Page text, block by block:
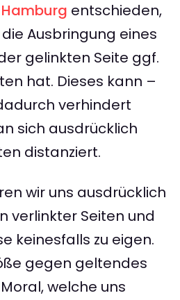
Hamburg entschieden,
Ausbringung eines
gelinkten Seite ggf.
hat. Dieses kann –
verhindert
sich ausdrücklich
distanziert.
wir uns ausdrücklich
verlinkter Seiten und
keinesfalls zu eigen.
gegen geltendes
welche uns